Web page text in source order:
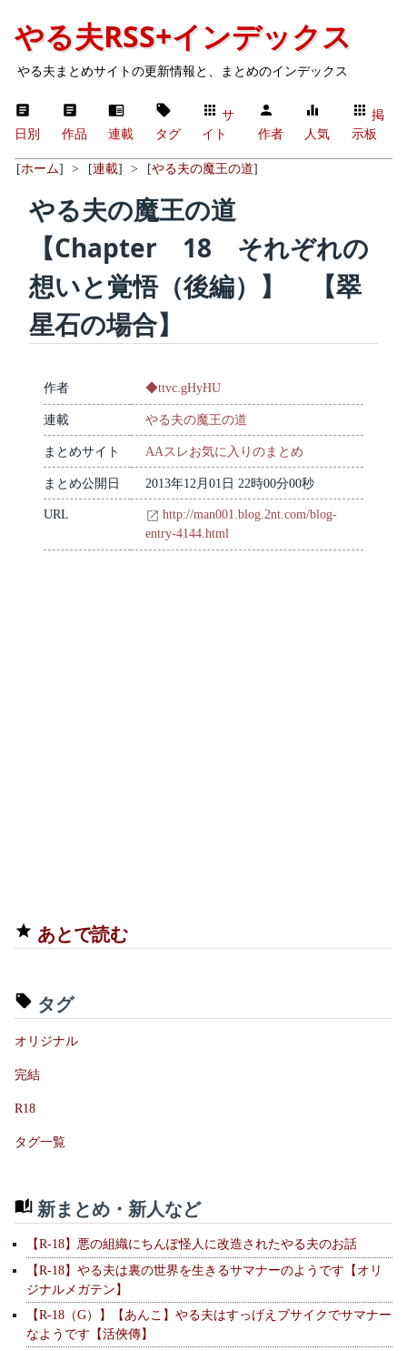
やる夫RSS+インデックス
やる夫まとめサイトの更新情報と、まとめのインデックス
日別 作品 連載 タグ
サ
イト
作者 人気
掲
示板
[ホーム] > [連載] > [やる夫の魔王の道]
やる夫の魔王の道
【Chapter 18 それぞれの
想いと覚悟（後編）】 【翠
星石の場合】
作者 ◆ttvc.gHyHU
連載 やる夫の魔王の道
まとめサイト AAスレお気に入りのまとめ
まとめ公開日 2013年12月01日 22時00分00秒
URL
http://man001.blog.2nt.com/blog-
entry-4144.html
あとで読む
タグ
オリジナル
完結
R18
タグ一覧
新まとめ・新人など
【R-18】悪の組織にちんぽ怪人に改造されたやる夫のお話
【R-18】やる夫は裏の世界を生きるサマナーのようです【オリ
ジナルメガテン】
【R-18（G）】【あんこ】やる夫はすっげえブサイクでサマナー
なようです【活俠傳】